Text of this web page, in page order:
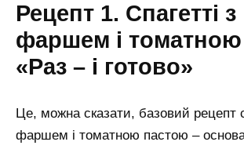
Рецепт 1. Спагетті з
фаршем і
«Раз – і готово»
Це, можна сказати, базовий рецепт
фаршем і томатною пастою –